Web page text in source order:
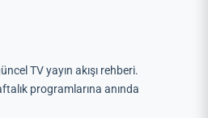
TV yayın akışı rehberi.
programlarına anında